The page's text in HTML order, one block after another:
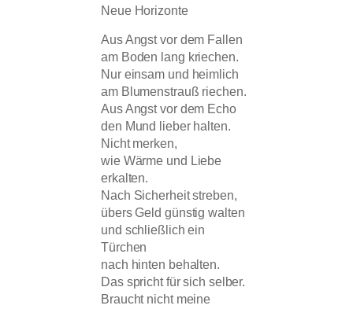
Neue Horizonte
Aus Angst vor dem Fallen
am Boden lang kriechen.
Nur einsam und heimlich
am Blumenstrauß riechen.
Aus Angst vor dem Echo
den Mund lieber halten.
Nicht merken,
wie Wärme und Liebe
erkalten.
Nach Sicherheit streben,
übers Geld günstig walten
und schließlich ein
Türchen
nach hinten behalten.
Das spricht für sich selber.
Braucht nicht meine